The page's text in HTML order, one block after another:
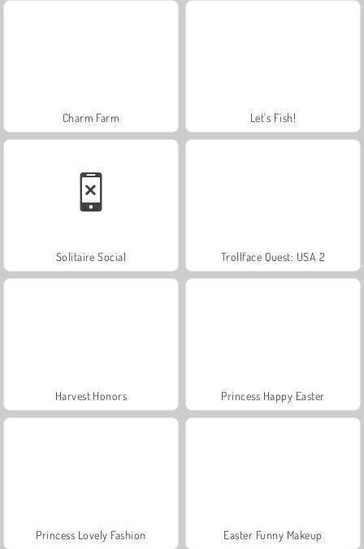
Charm Farm Let's Fish!
Solitaire Social Trollface Quest: USA 2
Harvest Honors Princess Happy Easter
Princess Lovely Fashion Easter Funny Makeup